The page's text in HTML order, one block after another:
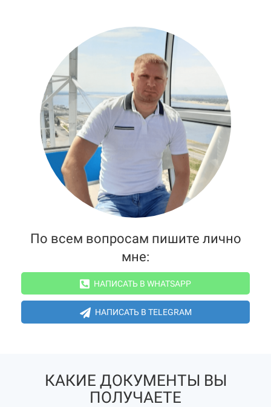
По всем вопросам пишите лично
мне:
НАПИСАТЬ В WHATSAPP
НАПИСАТЬ В TELEGRAM
КАКИЕ ДОКУМЕНТЫ ВЫ
ПОЛУЧАЕТЕ